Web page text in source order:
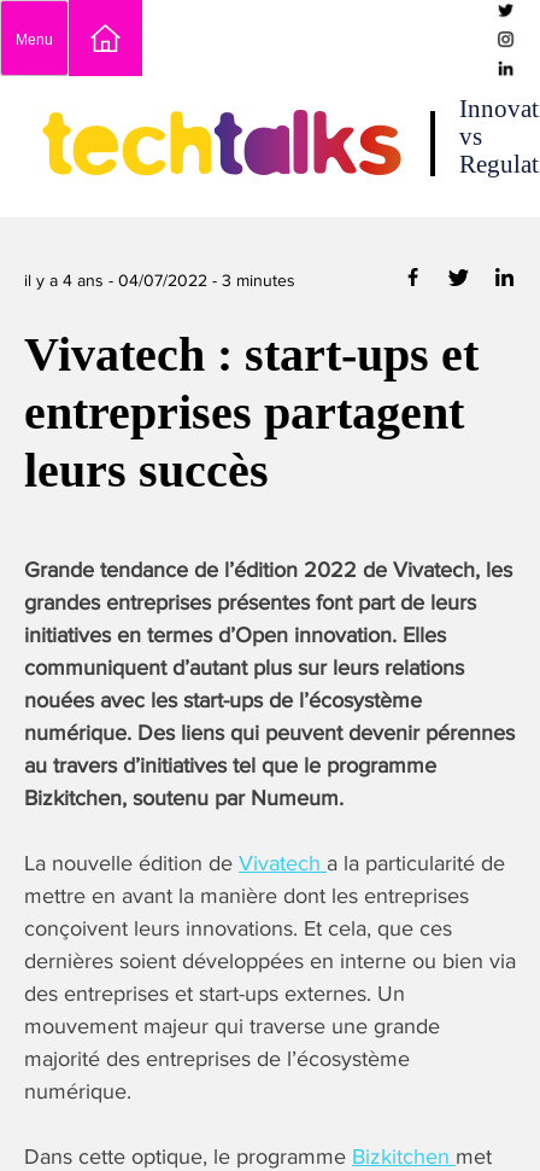
content
Menu
techtalks
vs
il y a 4 ans - 04/07/2022 - 3 minutes
Vivatech : start-ups et
entreprises partagent
leurs succès
Grande tendance de l’édition 2022 de Vivatech, les
grandes entreprises présentes font part de leurs
initiatives en termes d’Open innovation. Elles
communiquent d’autant plus sur leurs relations
nouées avec les start-ups de l’écosystème
numérique. Des liens qui peuvent devenir pérennes
au travers d’initiatives tel que le programme
Bizkitchen, soutenu par Numeum.
La nouvelle édition de Vivatech a la particularité de
mettre en avant la manière dont les entreprises
conçoivent leurs innovations. Et cela, que ces
dernières soient développées en interne ou bien via
des entreprises et start-ups externes. Un
mouvement majeur qui traverse une grande
majorité des entreprises de l’écosystème
numérique.
Dans cette optique, le programme Bizkitchen met